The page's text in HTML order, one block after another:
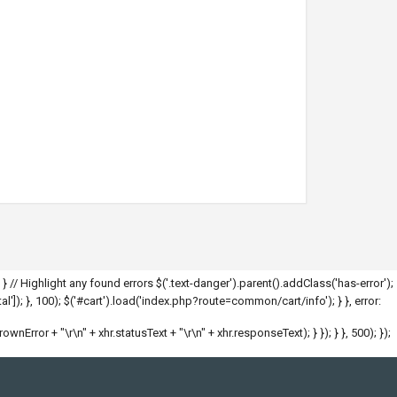
} // Highlight any found errors $('.text-danger').parent().addClass('has-error');
}, 100); $('#cart').load('index.php?route=common/cart/info'); } }, error:
+ "\r\n" + xhr.statusText + "\r\n" + xhr.responseText); } }); } }, 500); });